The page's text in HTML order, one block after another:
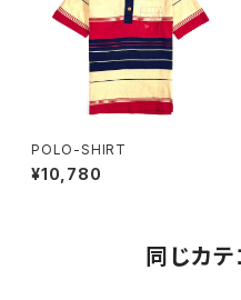
POLO-SHIRT
¥10,780
同じカ